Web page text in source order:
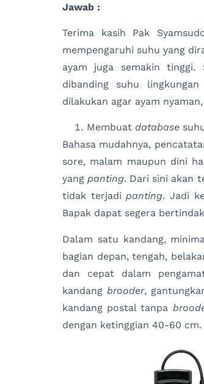
Jawab :
Terima kasih Pak
mempengaruhi suhu yang
ayam juga semakin tinggi.
dibanding suhu
dilakukan agar ayam
Membuat database
Bahasa mudahnya,
sore, malam maupun dini
yangpanting. Dari sini akan
tidak terjadipanting. Jadi
Bapak dapat segera
Dalam satu kandang,
bagian depan, tengah,
dan cepat dalam
kandangbrooder,
kandang postal tanpa
dengan ketinggian 40-60 cm.